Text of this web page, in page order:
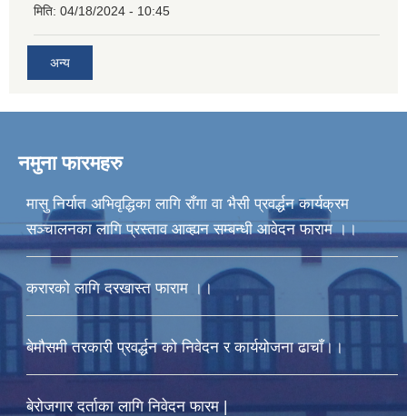
मिति: 04/18/2024 - 10:45
अन्य
नमुना फारमहरु
मासु निर्यात अभिवृद्धिका लागि राँगा वा भैसी प्रवर्द्धन कार्यक्रम
सञ्चालनका लागि प्रस्ताव आव्ह्यन सम्बन्धी आवेदन फाराम ।।
करारको लागि दरखास्त फाराम ।।
बेमौसमी तरकारी प्रवर्द्धन को निवेदन र कार्ययोजना ढाचाँ।।
बेरोजगार दर्ताका लागि निवेदन फारम |